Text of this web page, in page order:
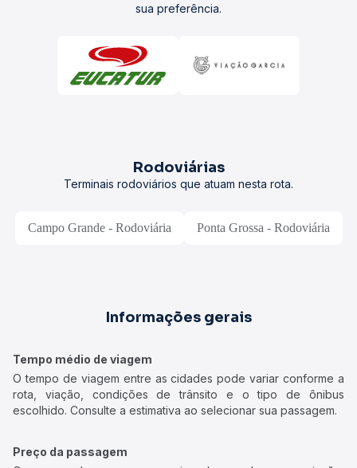
sua preferência.
Rodoviárias
Terminais rodoviários que atuam nesta rota.
Campo Grande - Rodoviária Ponta Grossa - Rodoviária
Informações gerais
Tempo médio de viagem
O tempo de viagem entre as cidades pode variar conforme a
rota, viação, condições de trânsito e o tipo de ônibus
escolhido. Consulte a estimativa ao selecionar sua passagem.
Preço da passagem